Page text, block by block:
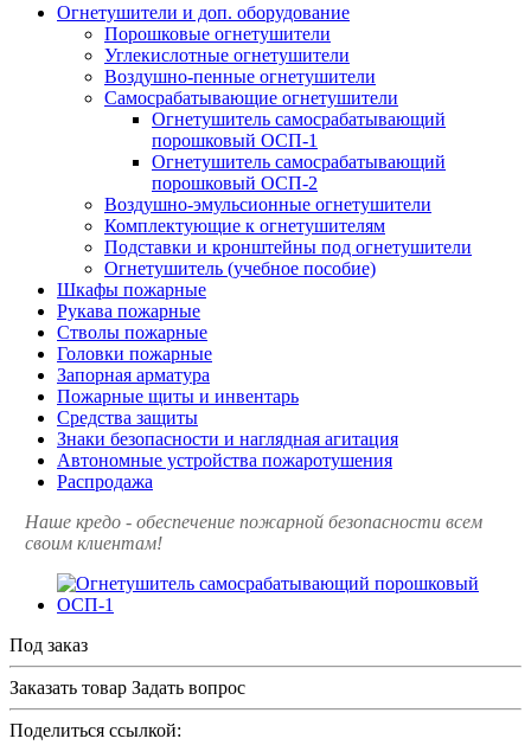
Огнетушители и доп. оборудование
Порошковые огнетушители
Углекислотные огнетушители
Воздушно-пенные огнетушители
Самосрабатывающие огнетушители
Огнетушитель самосрабатывающий
порошковый ОСП-1
Огнетушитель самосрабатывающий
порошковый ОСП-2
Воздушно-эмульсионные огнетушители
Комплектующие к огнетушителям
Подставки и кронштейны под огнетушители
Огнетушитель (учебное пособие)
Шкафы пожарные
Рукава пожарные
Стволы пожарные
Головки пожарные
Запорная арматура
Пожарные щиты и инвентарь
Средства защиты
Знаки безопасности и наглядная агитация
Автономные устройства пожаротушения
Распродажа
Наше кредо - обеспечение пожарной безопасности всем
своим клиентам!
Под заказ
Заказать товар Задать вопрос
Поделиться ссылкой: